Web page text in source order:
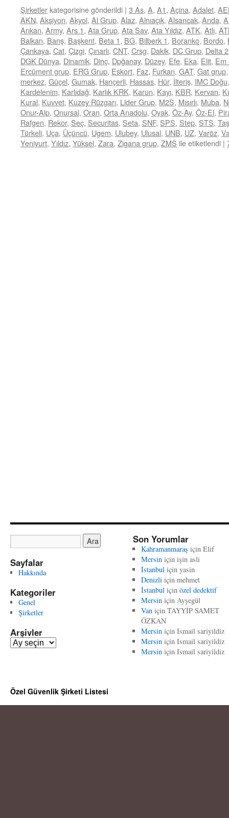
Şirketler kategorisine gönderildi | 3 As, A, A1, Açina, Adalet,
AKN, Aksiyon, Akyol, Al Grup, Alaz, Alnıaçık, Alsancak, Anda,
Arıkan, Army, Ars 1, Ata Grup, Ata Sav, Ata Yıldız, ATK, Atlı,
Balkan, Barış, Başkent, Beta 1, BG, Bilberk 1, Boranko, Bordo,
Çankaya, Cat, Çizgi, Çınarlı, CNT, Crsg, Dakik, DC Grup, Delta 2
DGK Dünya, Dinamik, Dinç, Dpğanay, Düzey, Efe, Eka, Elit, Em
Ercüment grup, ERG Grup, Eskort, Faz, Furkan, GAT, Gat grup
merkez, Güçel, Gumak, Hançerli, Hassas, Hür, İlteriş, IMC Doğu
Kardelenim, Karlıdağ, Karlık KRK, Karun, Kayı, KBR, Kervan,
Kural, Kuvvet, Kuzey Rüzgarı, Lider Grup, M2S, Mısırlı, Muba,
Onur-Alp, Onursal, Oran, Orta Anadolu, Oyak, Öz-Ay, Öz-El,
Rafgen, Rekor, Seç, Securitas, Seta, SNF, SPS, Step, STS, Taş
Türkeli, Uça, Üçüncü, Ugem, Ulubey, Ulusal, UNB, UZ, Varöz,
Yeniyurt, Yıldız, Yüksel, Zara, Zigana grup, ZMS ile etiketlendi |
Sayfalar
Hakkında
Kategoriler
Genel
Şirketler
Arşivler
A
l
e
Son Yorumlar
Kahramanmaraş için Elif
Mersiniçin işin asli
İstanbuliçin yasin
Denizliiçin mehmet
İstanbuliçin özel dedektif
Mersiniçin Ayşegül
Vaniçin TAYYİP SAMET
ÖZKAN
Mersiniçin Ismail sariyildiz
Mersiniçin Ismail sariyildiz
Mersiniçin Ismail sariyildiz
Özel Güvenlik Şirketi Listesi